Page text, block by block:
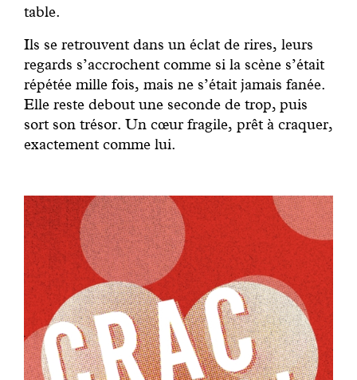
table.
Ils se retrouvent dans un éclat de rires, leurs
regards s’accrochent comme si la scène s’était
répétée mille fois, mais ne s’était jamais fanée.
Elle reste debout une seconde de trop, puis
sort son trésor. Un cœur fragile, prêt à craquer,
exactement comme lui.